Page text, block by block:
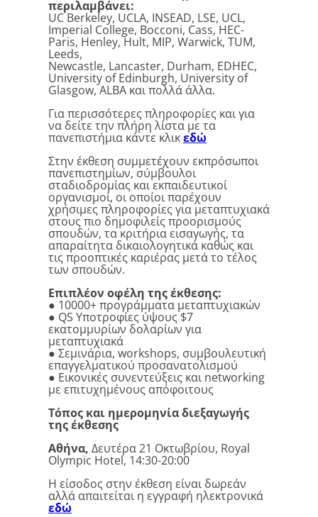
περιλαμβάνει:
UC Berkeley, UCLA, INSEAD, LSE, UCL,
Imperial College, Bocconi, Cass, HEC-
Paris, Henley, Hult, MIP, Warwick, TUM,
Leeds,
Newcastle, Lancaster, Durham, EDHEC,
University of Edinburgh, University of
Glasgow, ALBA και πολλά άλλα.
Για περισσότερες πληροφορίες και για
να δείτε την πλήρη λίστα με τα
πανεπιστήμια κάντε κλικεδώ
Στην έκθεση συμμετέχουν εκπρόσωποι
πανεπιστημίων, σύμβουλοι
σταδιοδρομίας και εκπαιδευτικοί
οργανισμοί, οι οποίοι παρέχουν
χρήσιμες πληροφορίες για μεταπτυχιακά
στους πιο δημοφιλείς προορισμούς
σπουδών, τα κριτήρια εισαγωγής, τα
απαραίτητα δικαιολογητικά καθώς και
τις προοπτικές καριέρας μετά το τέλος
των σπουδών.
Επιπλέον οφέλη της έκθεσης:
● 10000+ προγράμματα μεταπτυχιακών
● QS Υποτροφίες ύψους $7
εκατομμυρίων δολαρίων για
μεταπτυχιακά
● Σεμινάρια, workshops, συμβουλευτική
επαγγελματικού προσανατολισμού
● Εικονικές συνεντεύξεις και networking
με επιτυχημένους απόφοιτους
Τόπος και ημερομηνία διεξαγωγής
της έκθεσης
Αθήνα, Δευτέρα 21 Οκτωβρίου, Royal
Olympic Hotel, 14:30-20:00
Η είσοδος στην έκθεση είναι δωρεάν
αλλά απαιτείται η εγγραφή ηλεκτρονικά
εδώ